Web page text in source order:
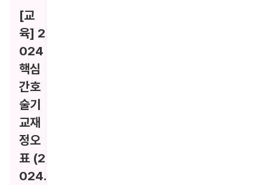
[교
육] 2
024
핵심
간호
술기
교재
정오
표 (2
024.